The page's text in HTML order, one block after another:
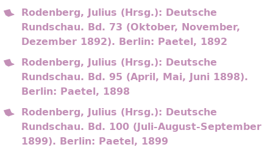
Rodenberg, Julius (Hrsg.): Deutsche
Rundschau. Bd. 73 (Oktober, November,
Dezember 1892). Berlin: Paetel, 1892
Rodenberg, Julius (Hrsg.): Deutsche
Rundschau. Bd. 95 (April, Mai, Juni 1898).
Berlin: Paetel, 1898
Rodenberg, Julius (Hrsg.): Deutsche
Rundschau. Bd. 100 (Juli-August-September
1899). Berlin: Paetel, 1899